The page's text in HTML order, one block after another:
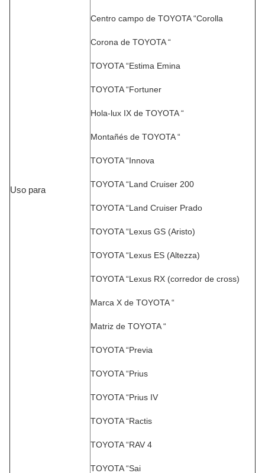
Uso para
Centro campo de TOYOTA “Corolla
Corona de TOYOTA “
TOYOTA “Estima Emina
TOYOTA “Fortuner
Hola-lux IX de TOYOTA “
Montañés de TOYOTA “
TOYOTA “Innova
TOYOTA “Land Cruiser 200
TOYOTA “Land Cruiser Prado
TOYOTA “Lexus GS (Aristo)
TOYOTA “Lexus ES (Altezza)
TOYOTA “Lexus RX (corredor de cross)
Marca X de TOYOTA “
Matriz de TOYOTA “
TOYOTA “Previa
TOYOTA “Prius
TOYOTA “Prius IV
TOYOTA “Ractis
TOYOTA “RAV 4
TOYOTA “Sai